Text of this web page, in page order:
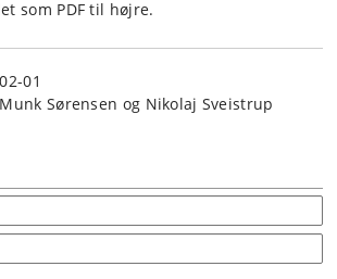
som PDF til højre.
01
Sørensen og Nikolaj Sveistrup